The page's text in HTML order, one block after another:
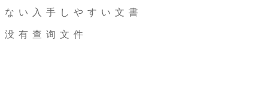
ない入手しやすい文書
没有查询文件